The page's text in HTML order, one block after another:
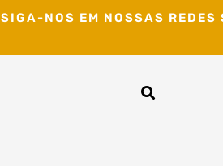
SIGA-NOS EM NOSSAS